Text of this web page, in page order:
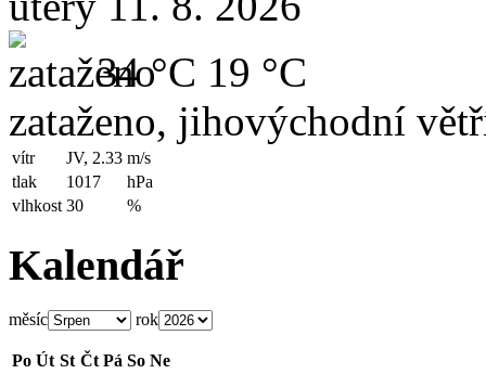
34 °C 19 °C
zataženo, jihovýchodní
vítr JV, 2.33 m/s
tlak
1017
hPa
vlhkost 30 %
Kalendář
měsíc rok
Po Út St Čt Pá So Ne